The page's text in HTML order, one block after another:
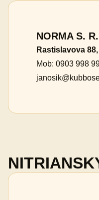
NORMA S.
Rastislavova
Mob: 0903 998